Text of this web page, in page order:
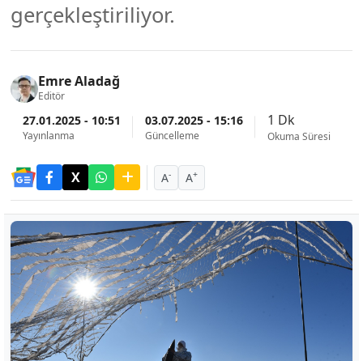
gerçekleştiriliyor.
Emre Aladağ
Editör
27.01.2025 - 10:51
Yayınlanma
03.07.2025 - 15:16
Güncelleme
1 Dk
Okuma Süresi
A- A+